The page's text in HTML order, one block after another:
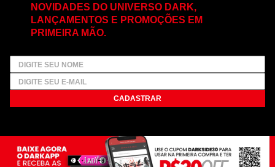
NOVIDADES DO UNIVERSO DARK,
LANÇAMENTOS E PROMOÇÕES EM
PRIMEIRA MÃO.
CADASTRAR